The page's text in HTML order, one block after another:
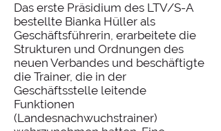
Das erste Präsidium des LTV/S-A
bestellte Bianka Hüller als
Geschäftsführerin, erarbeitete die
Strukturen und Ordnungen des
neuen Verbandes und beschäftigte
die Trainer, die in der
Geschäftsstelle leitende
Funktionen
(Landesnachwuchstrainer)